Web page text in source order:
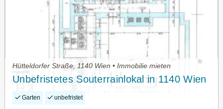
Hütteldorfer Straße, 1140 Wien • Immobilie mieten
Unbefristetes Souterrainlokal in 1140 Wien
Garten unbefristet